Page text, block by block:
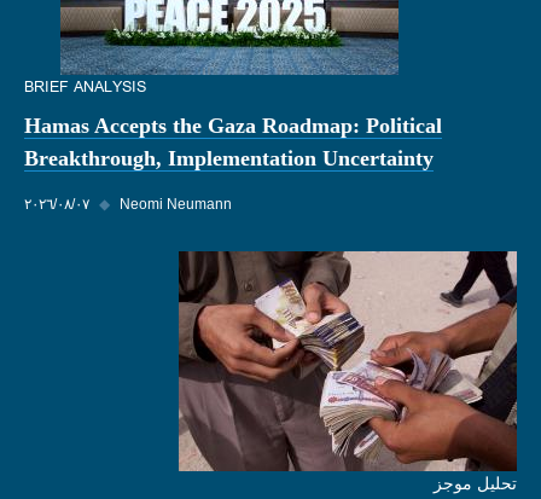
BRIEF ANALYSIS
Hamas Accepts the Gaza Roadmap: Political
Breakthrough, Implementation Uncertainty
٠٧‏/٠٨‏/٢٠٢٦ ◆ Neomi Neumann
تحليل موجز